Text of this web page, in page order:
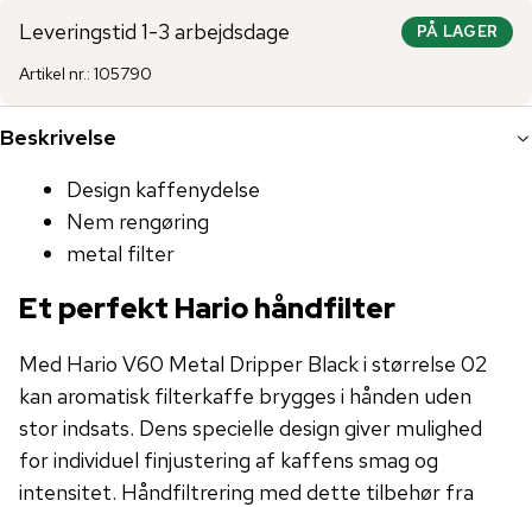
Leveringstid 1-3 arbejdsdage PÅ LAGER
Artikel nr.: 105790
Beskrivelse
Design kaffenydelse
Nem rengøring
metal filter
Et perfekt Hario håndfilter
Med Hario V60 Metal Dripper Black i størrelse 02
kan aromatisk filterkaffe brygges i hånden uden
stor indsats. Dens specielle design giver mulighed
for individuel finjustering af kaffens smag og
intensitet. Håndfiltrering med dette tilbehør fra